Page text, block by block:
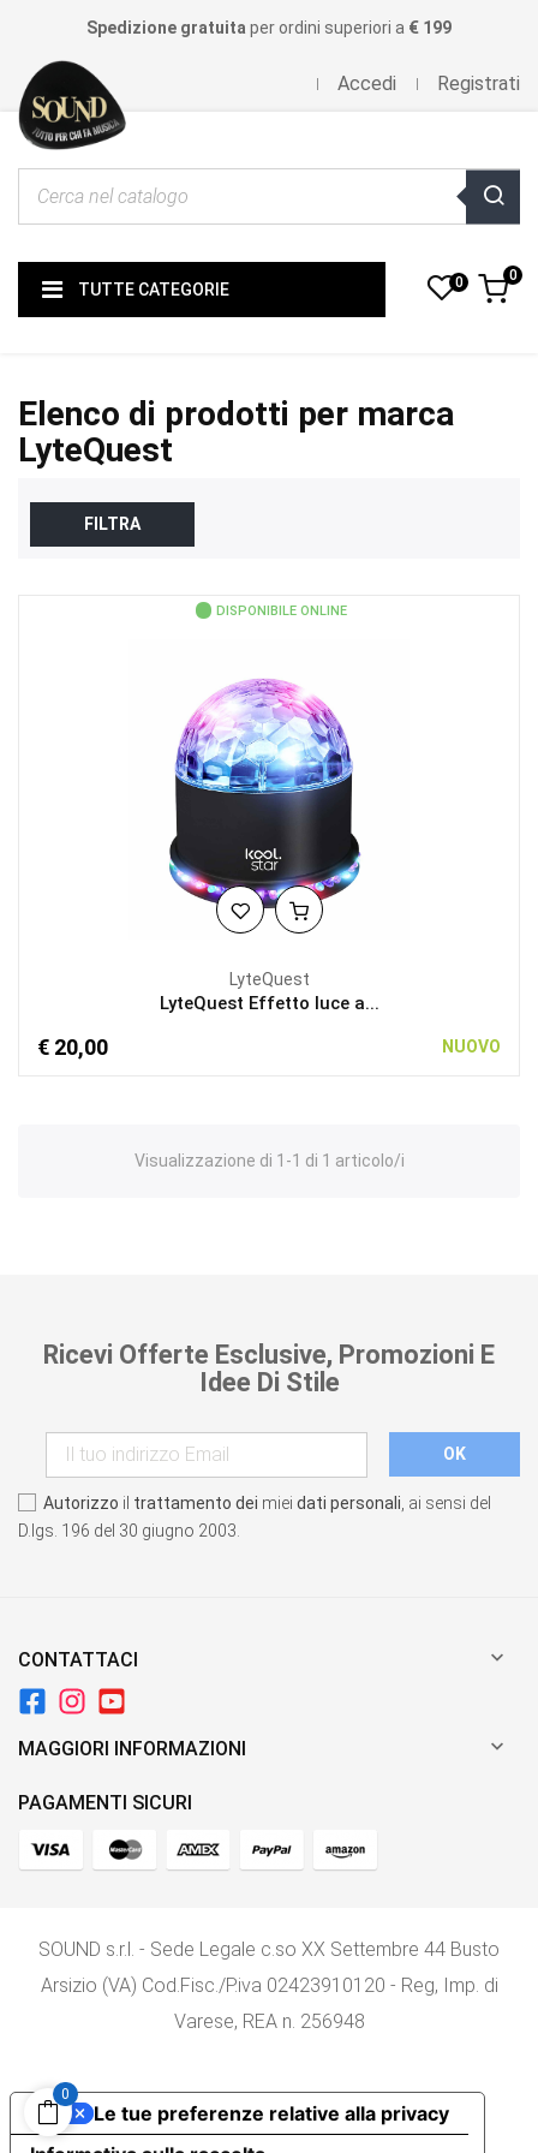
Spedizione gratuita per ordini superiori a € 199
Accedi Registrati
TUTTE CATEGORIE 0 0
Elenco di prodotti per marca
LyteQuest
FILTRA
DISPONIBILE ONLINE
LyteQuest
LyteQuest Effetto luce a...
€ 20,00 NUOVO
Visualizzazione di 1-1 di 1 articolo/i
Ricevi Offerte Esclusive, Promozioni E
Idee Di Stile
Autorizzo il trattamento dei miei dati personali , ai sensi del
D.lgs. 196 del 30 giugno 2003.
CONTATTACI 
MAGGIORI INFORMAZIONI 
PAGAMENTI SICURI
SOUND s.r.l. - Sede Legale c.so XX Settembre 44 Busto
Arsizio (VA) Cod.Fisc./P.iva 02423910120 - Reg, Imp. di
Varese, REA n. 256948
0
Le tue preferenze relative alla privacy